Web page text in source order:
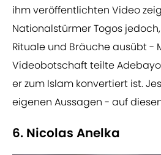
ihm veröffentlichten Video
Nationalstürmer Togos
Rituale und Bräuche ausübt -
Videobotschaft teilte
er zum Islam konvertiert ist.
eigenen Aussagen - auf
6. Nicolas Anelka